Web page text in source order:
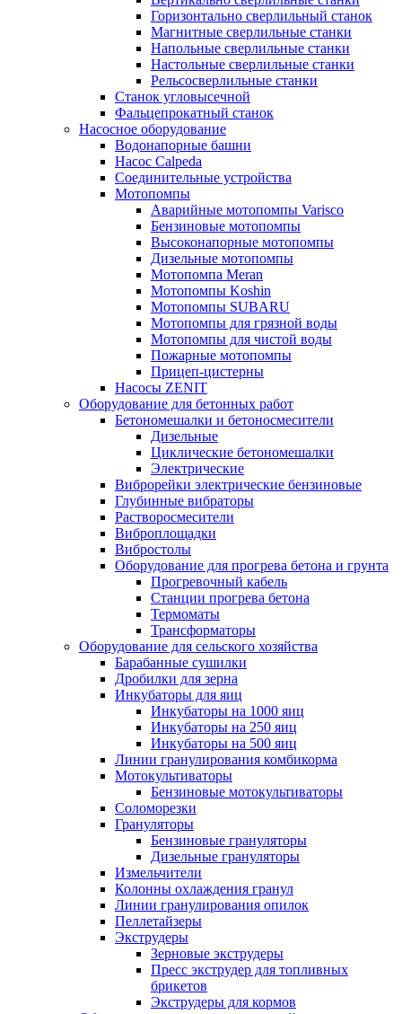
Горизонтально сверлильный станок
Магнитные сверлильные станки
Напольные сверлильные станки
Настольные сверлильные станки
Рельсосверлильные станки
Станок угловысечной
Фальцепрокатный станок
Насосное оборудование
Водонапорные башни
Насос Calpeda
Соединительные устройства
Мотопомпы
Аварийные мотопомпы Varisco
Бензиновые мотопомпы
Высоконапорные мотопомпы
Дизельные мотопомпы
Мотопомпа Meran
Мотопомпы Koshin
Мотопомпы SUBARU
Мотопомпы для грязной воды
Мотопомпы для чистой воды
Пожарные мотопомпы
Прицеп-цистерны
Насосы ZENIT
Оборудование для бетонных работ
Бетономешалки и бетоносмесители
Дизельные
Циклические бетономешалки
Электрические
Виброрейки электрические бензиновые
Глубинные вибраторы
Растворосмесители
Виброплощадки
Вибростолы
Оборудование для прогрева бетона и грунта
Прогревочный кабель
Станции прогрева бетона
Термоматы
Трансформаторы
Оборудование для сельского хозяйства
Барабанные сушилки
Дробилки для зерна
Инкубаторы для яиц
Инкубаторы на 1000 яиц
Инкубаторы на 250 яиц
Инкубаторы на 500 яиц
Линии гранулирования комбикорма
Мотокультиваторы
Бензиновые мотокультиваторы
Соломорезки
Грануляторы
Бензиновые грануляторы
Дизельные грануляторы
Измельчители
Колонны охлаждения гранул
Линии гранулирования опилок
Пеллетайзеры
Экструдеры
Зерновые экструдеры
Пресс экструдер для топливных
брикетов
Экструдеры для кормов